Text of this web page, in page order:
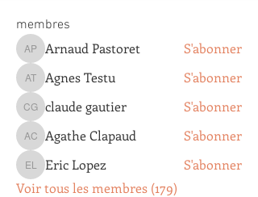
membres
Arnaud Pastoret
Arnaud Pastoret S'abonner
Agnes Testu
Agnes Testu S'abonner
claude gautier
claude gautier S'abonner
Agathe Clapaud
Agathe Clapaud S'abonner
Eric Lopez
Eric Lopez
S'abonner
Voir tous les membres (179)